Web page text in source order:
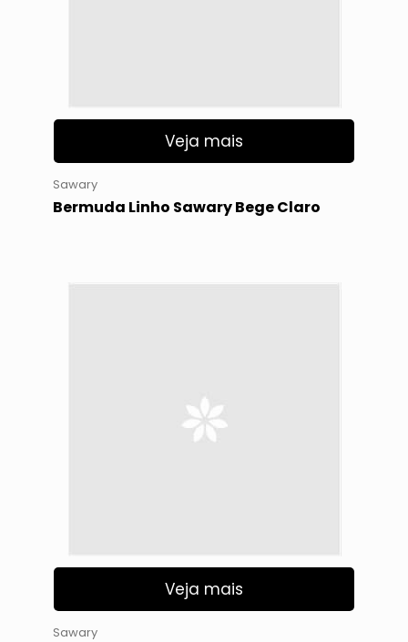
Veja mais
Sawary
Bermuda Linho Sawary Bege Claro
Veja mais
Sawary